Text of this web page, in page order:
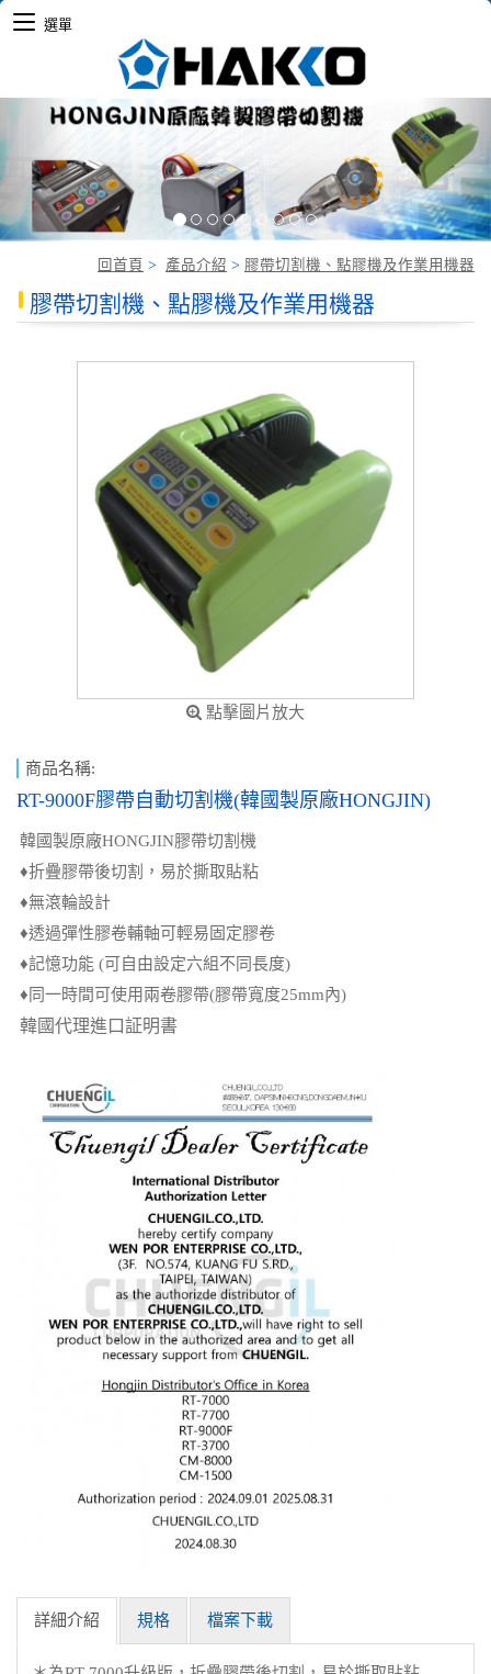
Previous
回首頁 > 產品介紹 > 膠帶切割機、點膠機及作業用機器
膠帶切割機、點膠機及作業用機器
點擊圖片放大
商品名稱:
RT-9000F膠帶自動切割機(韓國製原廠HONGJIN)
韓國製原廠HONGJIN膠帶切割機
♦折疊膠帶後切割，易於撕取貼粘
♦無滾輪設計
♦透過彈性膠卷輔軸可輕易固定膠卷
♦記憶功能 (可自由設定六組不同長度)
♦同一時間可使用兩卷膠帶(膠帶寬度25mm內)
韓國代理進口証明書
詳細介紹 規格 檔案下載
選單